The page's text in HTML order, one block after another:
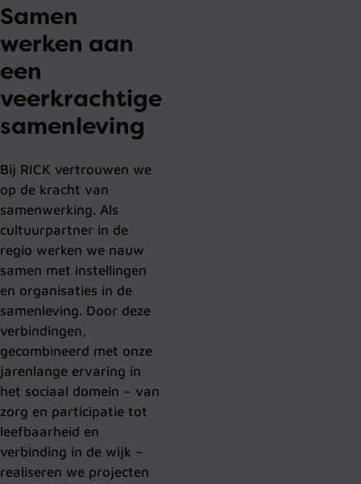
Samen
werken aan
een
veerkrachtige
samenleving
Bij RICK vertrouwen we
op de kracht van
samenwerking. Als
cultuurpartner in de
regio werken we nauw
samen met instellingen
en organisaties in de
samenleving. Door deze
verbindingen,
gecombineerd met onze
jarenlange ervaring in
het sociaal domein – van
zorg en participatie tot
leefbaarheid en
verbinding in de wijk –
realiseren we projecten